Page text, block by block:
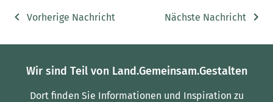
Vorherige Nachricht Nächste Nachricht
Wir sind Teil von Land.Gemeinsam.Gestalten
Dort finden Sie Informationen und Inspiration zu